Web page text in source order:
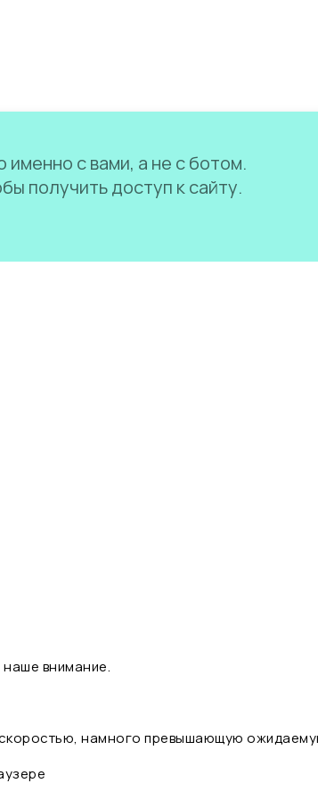
с вами, а не с ботом.
получить доступ к сайту.
наше внимание.
намного превышающую